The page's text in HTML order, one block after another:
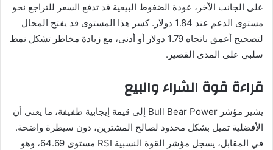
على الجانب الآخر، عودة الضغوط البيعية قد تدفع السعر للتراجع نحو
مستوى الدعم عند 1.84 دولار. كسر هذا المستوى قد يفتح المجال
لتصحيح أعمق باتجاه 1.79 دولار أو أدنى، مع زيادة مخاطر تشكل نمط
سلبي على المدى القصير.
قراءة قوة الشراء والبيع
يشير مؤشر Bull Bear Power إلى قيمة إيجابية طفيفة، ما يعني أن
الأفضلية تميل بشكل محدود لصالح المشترين، دون سيطرة واضحة.
في المقابل، يسجل مؤشر القوة النسبية RSI مستوى 64.69، وهو